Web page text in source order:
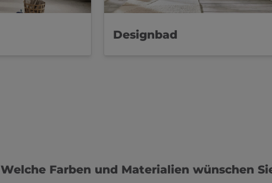
Designbad
Welche Farben und Materialien wünschen